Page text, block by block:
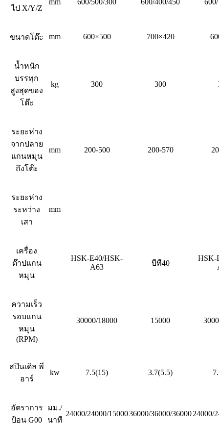
ไป X/Y/Z
mm 600/500/300 600/400/450
ขนาดโต๊ะ mm 600×500 700×420
น้ำหนัก
บรรทุก
สูงสุดของ
โต๊ะ
kg 300 300
ระยะห่าง
จากปลาย
แกนหมุน
ถึงโต๊ะ
mm 200-500 200-570
ระยะห่าง
ระหว่าง
เสา
mm
เครื่อง
ต๊าปแกน
หมุน
HSK-E40/HSK-
A63
บีที40
HSK-
ความเร็ว
รอบแกน
หมุน
(RPM)
30000/18000 15000
สปินเดิล พี
อาร์
kw 7.5(15) 3.7(5.5)
อัตราการ
ป้อน G00
มม./
นาที
24000/24000/1500036000/36000/3600024000/